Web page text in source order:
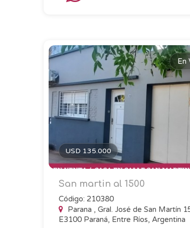
En
USD 135.000
San martin al 1500
Código: 210380
Parana , Gral. José de San Martín
E3100 Paraná, Entre Ríos, Argentina